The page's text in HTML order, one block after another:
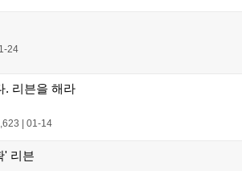
24
. 리븐을 해라
01-14
' 리븐